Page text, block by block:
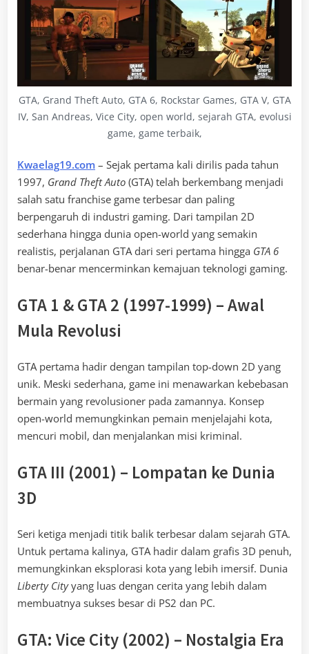
GTA, Grand Theft Auto, GTA 6, Rockstar Games, GTA V, GTA
IV, San Andreas, Vice City, open world, sejarah GTA, evolusi
game, game terbaik,
Kwaelag19.com – Sejak pertama kali dirilis pada tahun
1997, Grand Theft Auto (GTA) telah berkembang menjadi
salah satu franchise game terbesar dan paling
berpengaruh di industri gaming. Dari tampilan 2D
sederhana hingga dunia open-world yang semakin
realistis, perjalanan GTA dari seri pertama hingga GTA 6
benar-benar mencerminkan kemajuan teknologi gaming.
GTA 1 & GTA 2 (1997-1999) – Awal
Mula Revolusi
GTA pertama hadir dengan tampilan top-down 2D yang
unik. Meski sederhana, game ini menawarkan kebebasan
bermain yang revolusioner pada zamannya. Konsep
open-world memungkinkan pemain menjelajahi kota,
mencuri mobil, dan menjalankan misi kriminal.
GTA III (2001) – Lompatan ke Dunia
3D
Seri ketiga menjadi titik balik terbesar dalam sejarah GTA.
Untuk pertama kalinya, GTA hadir dalam grafis 3D penuh,
memungkinkan eksplorasi kota yang lebih imersif. Dunia
Liberty Cityyang luas dengan cerita yang lebih dalam
membuatnya sukses besar di PS2 dan PC.
GTA: Vice City (2002) – Nostalgia Era